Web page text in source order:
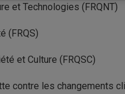
et Technologies (FRQNT)
(FRQS)
et Culture (FRQSC)
contre les changements